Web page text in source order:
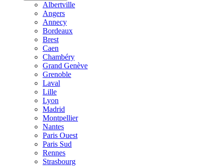
Albertville
Angers
Annecy
Bordeaux
Brest
Caen
Chambéry
Grand Genève
Grenoble
Laval
Lille
Lyon
Madrid
Montpellier
Nantes
Paris Ouest
Paris Sud
Rennes
Strasbourg